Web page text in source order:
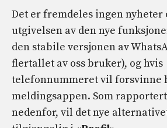
Det er fremdeles ingen nyheter
utgivelsen av den nye
den stabile versjonen av
flertallet av oss bruker), og hvis
telefonnummeret vil forsvinne
meldingsappen. Som
nedenfor, vil det nye